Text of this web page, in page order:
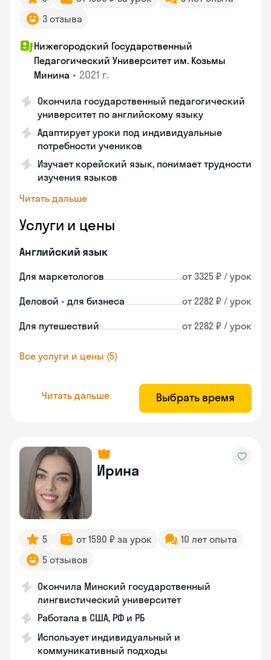
3 отзыва
Нижегородский Государственный
Педагогический Университет им. Козьмы
Минина • 2021 г.
Окончила государственный педагогический
университет по английскому языку
Адаптирует уроки под индивидуальные
потребности учеников
Изучает корейский язык, понимает трудности
изучения языков
Читать дальше
Услуги и цены
Английский язык
Для маркетологов от 3325 ₽ / урок
Деловой - для бизнеса от 2282 ₽ / урок
Для путешествий от 2282 ₽ / урок
Все услуги и цены (5)
Читать дальше Выбрать время
Ирина
5 от 1590 ₽ за урок
10 лет опыта
5 отзывов
Окончила Минский государственный
лингвистический университет
Работала в США, РФ и РБ
Использует индивидуальный и
коммуникативный подходы